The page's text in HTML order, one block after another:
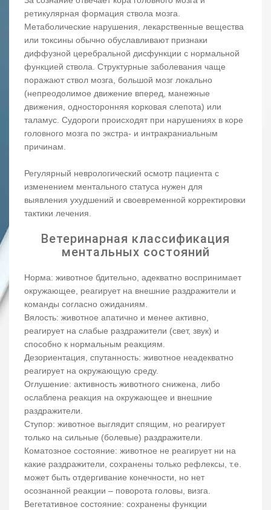
ретикулярная формация ствола мозга.
Метаболические нарушения, лекарственные вещества
или токсины обычно обуславливают признаки
диффузной церебральной дисфункции с нормальной
функцией ствола. Структурные заболевания чаще
поражают ствол мозга, большой мозг локально
(непреодолимое движение вперед, манежные
движения, односторонняя корковая слепота) или
таламус. Судороги происходят при нарушениях в коре
головного мозга по экстра- и интракраниальным
причинам.
Регулярный неврологический осмотр пациента с
изменением ментального статуса нужен для
выявления ухудшений и своевременной корректировки
тактики лечения.
Ветеринарная классификация
ментальных состояний
Норма: животное бдительно, адекватно воспринимает
окружающее, реагирует на внешние раздражители и
команды согласно ожиданиям.
Вялость: животное апатично и менее активно,
реагирует на слабые раздражители (свет, звук) и
способно к нормальным реакциям.
Дезориентация, спутанность: животное неадекватно
реагирует на окружающую среду.
Оглушение: активность животного снижена, либо
ослаблена реакция на окружающее и внешние
раздражители.
Ступор: животное выглядит спящим, но реагирует
только на сильные (болевые) раздражители.
Коматозное состояние: животное не реагирует ни на
какие раздражители, сохранены только рефлексы, т.е.
может быть отдергивание конечности, но нет
осознанной реакции – поворота головы, визга.
Вегетативное состояние: сохранены функции